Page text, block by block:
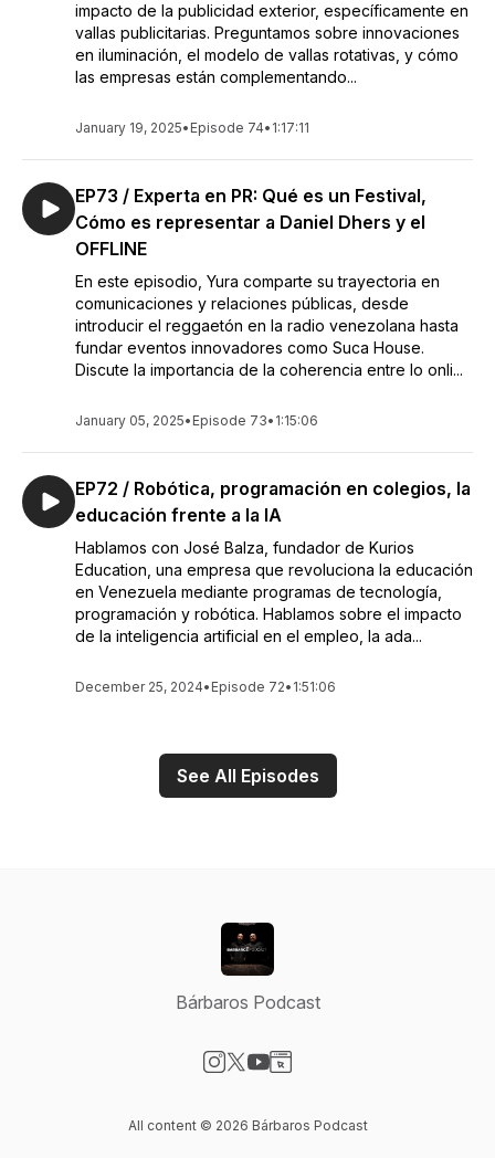
impacto de la publicidad exterior, específicamente en
vallas publicitarias. Preguntamos sobre innovaciones
en iluminación, el modelo de vallas rotativas, y cómo
las empresas están complementando...
January 19, 2025• Episode 74• 1:17:11
EP73 / Experta en PR: Qué es un Festival,
Cómo es representar a Daniel Dhers y el
OFFLINE
En este episodio, Yura comparte su trayectoria en
comunicaciones y relaciones públicas, desde
introducir el reggaetón en la radio venezolana hasta
fundar eventos innovadores como Suca House.
Discute la importancia de la coherencia entre lo onli...
January 05, 2025• Episode 73• 1:15:06
EP72 / Robótica, programación en colegios, la
educación frente a la IA
Hablamos con José Balza, fundador de Kurios
Education, una empresa que revoluciona la educación
en Venezuela mediante programas de tecnología,
programación y robótica. Hablamos sobre el impacto
de la inteligencia artificial en el empleo, la ada...
December 25, 2024• Episode 72• 1:51:06
See All Episodes
Bárbaros Podcast
All content © 2026 Bárbaros Podcast